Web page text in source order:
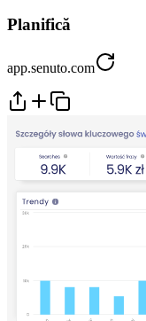
Planifică
app.senuto.com